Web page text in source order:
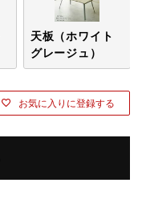
天板（ホワイト
グレージュ）
お気に入りに登録する